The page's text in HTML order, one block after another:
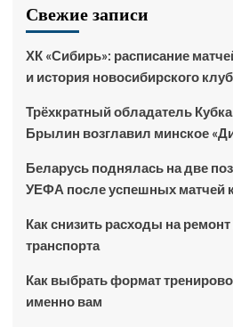
Свежие записи
ХК «Сибирь»: расписание
и история новосибирского
Трёхкратный обладатель
Брылин возглавил минское
Беларусь поднялась на две
УЕФА после успешных матчей
Как снизить расходы на
транспорта
Как выбрать формат
именно вам